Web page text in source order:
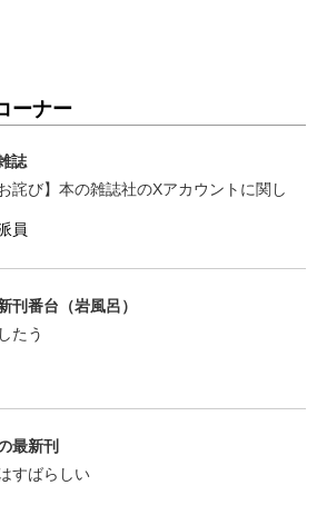
ーナー
誌
詫び】本の雑誌社のXアカウントに関し
員
刊番台（岩風呂）
たう
最新刊
すばらしい